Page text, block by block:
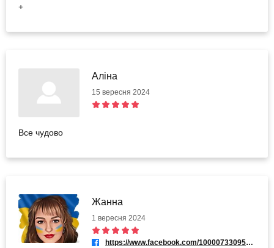
+
Аліна
15 вересня 2024
Все чудово
Жанна
1 вересня 2024
https://www.facebook.com/100007330954631